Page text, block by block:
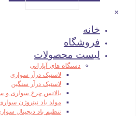
✕
خانه
فروشگاه
لیست محصولات
دستگاه های آپاراتی
لاستیک درآر سواری
لاستیک درآر سنگین
بالانس چرخ سواری و
مولد باد نیتروژن
تنظیم باد دیجیتال